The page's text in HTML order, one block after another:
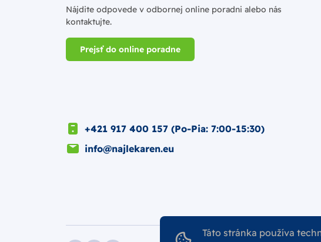
Nájdite odpovede v odbornej online poradni alebo nás
kontaktujte.
Prejsť do online poradne
+421 917 400 157 (Po-Pia: 7:00-15:30)
info@najlekaren.eu
Táto stránka používa